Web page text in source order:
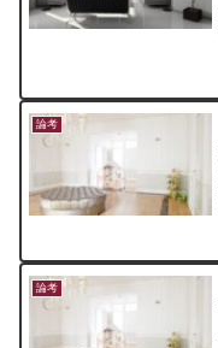
論考
論考